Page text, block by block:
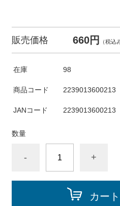
販売価格 660円 （税込
在庫 98
商品コード 2239013600213
JANコード 2239013600213
数量
- +
カー